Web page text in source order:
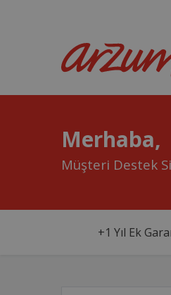
Merhaba,
Müşteri Destek
+1 Yıl Ek